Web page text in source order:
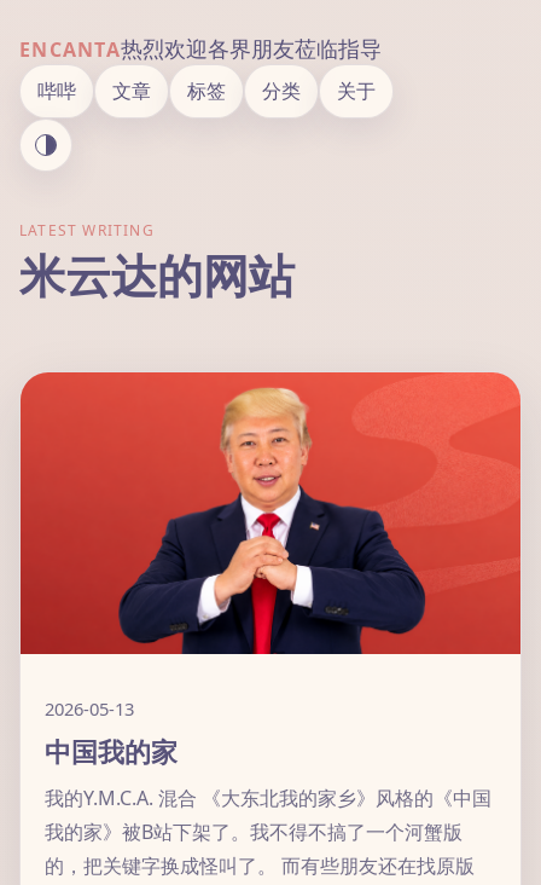
ENCANTA热烈欢迎各界朋友莅临指导
哔哔 文章 标签 分类 关于
LATEST WRITING
米云达的网站
2026-05-13
中国我的家
我的Y.M.C.A. 混合 《大东北我的家乡》风格的《中国
我的家》被B站下架了。我不得不搞了一个河蟹版
的，把关键字换成怪叫了。 而有些朋友还在找原版